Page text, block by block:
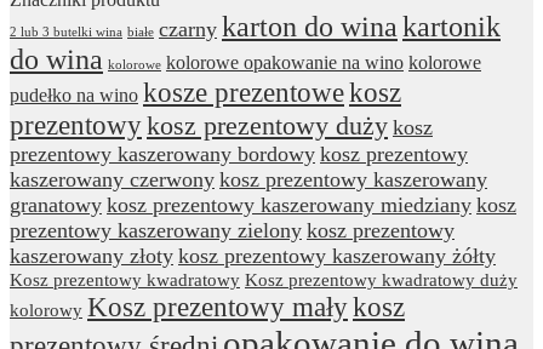
2 lub 3 butelki wina białe czarny karton do wina kartonik
do wina kolorowe kolorowe opakowanie na wino kolorowe
pudełko na wino kosze prezentowekosz
prezentowykosz prezentowy duży kosz
prezentowy kaszerowany bordowy kosz prezentowy
kaszerowany czerwony kosz prezentowy kaszerowany
granatowy kosz prezentowy kaszerowany miedziany kosz
prezentowy kaszerowany zielony kosz prezentowy
kaszerowany złoty kosz prezentowy kaszerowany żółty
Kosz prezentowy kwadratowy Kosz prezentowy kwadratowy duży
kolorowy Kosz prezentowy małykosz